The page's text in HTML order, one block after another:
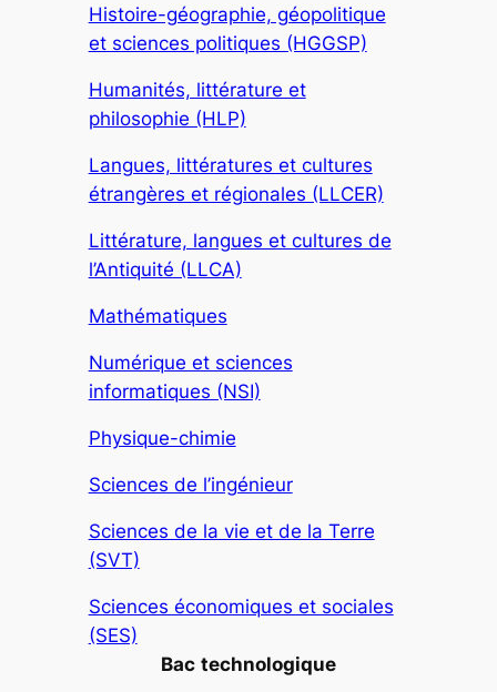
Histoire-géographie, géopolitique
et sciences politiques (HGGSP)
Humanités, littérature et
philosophie (HLP)
Langues, littératures et cultures
étrangères et régionales (LLCER)
Littérature, langues et cultures de
l’Antiquité (LLCA)
Mathématiques
Numérique et sciences
informatiques (NSI)
Physique-chimie
Sciences de l’ingénieur
Sciences de la vie et de la Terre
(SVT)
Sciences économiques et sociales
(SES)
Bac technologique